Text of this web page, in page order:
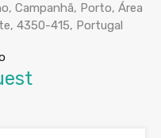
Campanhã, Porto, Área
4350-415, Portugal